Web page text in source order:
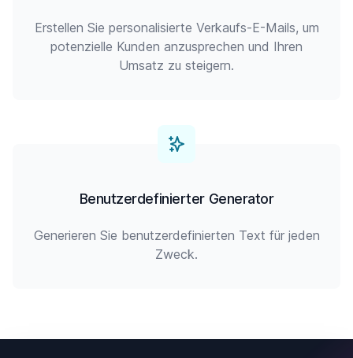
Erstellen Sie personalisierte Verkaufs-E-Mails, um
potenzielle Kunden anzusprechen und Ihren
Umsatz zu steigern.
Benutzerdefinierter Generator
Generieren Sie benutzerdefinierten Text für jeden
Zweck.